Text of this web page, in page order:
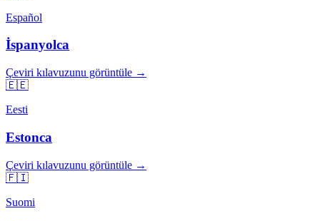
Español
İspanyolca
Çeviri kılavuzunu görüntüle →
🇪🇪
Eesti
Estonca
Çeviri kılavuzunu görüntüle →
🇫🇮
Suomi